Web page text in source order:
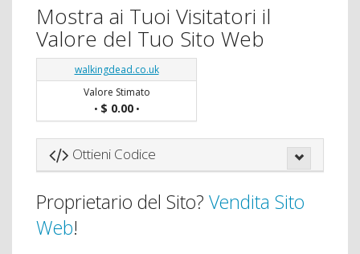
Mostra ai Tuoi Visitatori il
Valore del Tuo Sito Web
walkingdead.co.uk
Valore Stimato
• $ 0.00•
Ottieni Codice
Proprietario del Sito? Vendita Sito
Web!